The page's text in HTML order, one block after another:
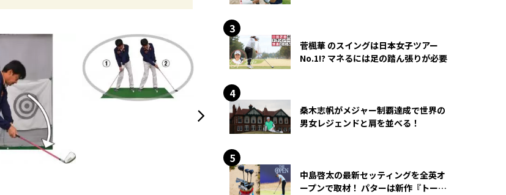
菅楓華 のスイングは日本女子ツアー
No.1!? マネるには足の踏ん張りが必要
桑木志帆がメジャー制覇達成で世界の
男女レジェンドと肩を並べる！
中島啓太の最新セッティングを全英オ
ープンで取材！ パターは新作『トーチ